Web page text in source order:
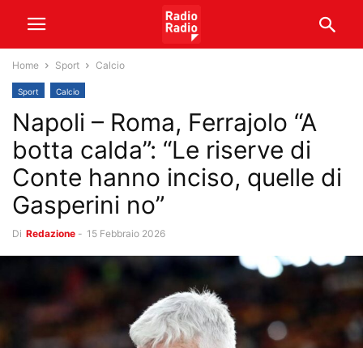
Home Sport Calcio
Sport Calcio
Napoli – Roma, Ferrajolo “A
botta calda”: “Le riserve di
Conte hanno inciso, quelle di
Gasperini no”
Di Redazione - 15 Febbraio 2026